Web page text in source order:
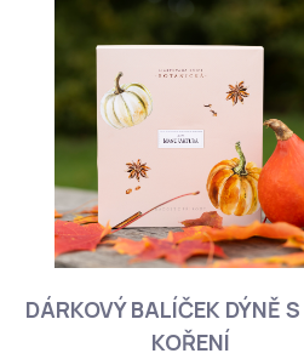
DÁRKOVÝ BALÍČEK DÝNĚ
KOŘENÍ